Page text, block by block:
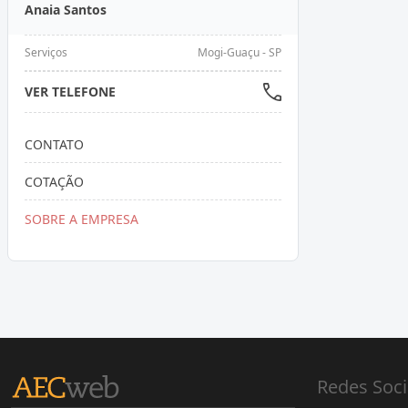
Anaia Santos
Serviços Mogi-Guaçu - SP
VER TELEFONE
CONTATO
COTAÇÃO
SOBRE A EMPRESA
Redes